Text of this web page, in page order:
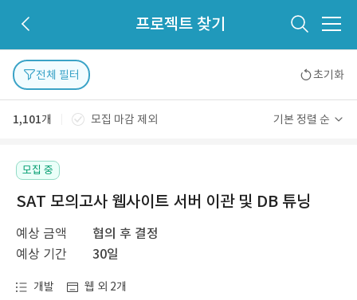
프로젝트 찾기
전체 필터 초기화
1,101개 모집 마감 제외 기본 정렬 순
모집 중
SAT 모의고사 웹사이트 서버 이관 및 DB 튜닝
예상 금액
협의 후 결정
예상 기간
30일
개발
웹 외 2개